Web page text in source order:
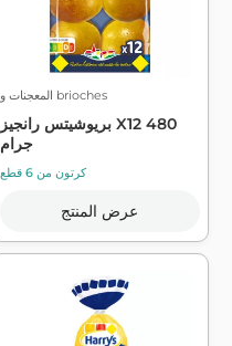
المعجنات و brioches
بريوشيتس رانجيز X12 480
جرام
كرتون من 6 قطع
عرض المنتج